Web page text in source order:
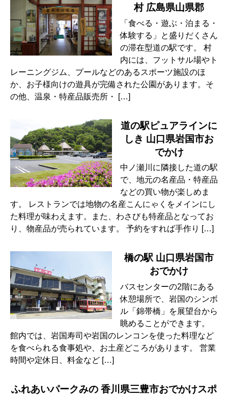
村 広島県山県郡
「食べる・遊ぶ・泊まる・
体験する」と盛りだくさん
の滞在型道の駅です。 村
内には、フットサル場やト
レーニングジム、プールなどのあるスポーツ施設のほ
か、お子様向けの遊具が完備された公園があります。そ
の他、温泉・特産品販売所・ […]
道の駅ピュアラインに
しき 山口県岩国市お
でかけ
中ノ瀬川に隣接した道の駅
で、地元の名産品・特産品
などの買い物が楽しめま
す。 レストランでは地物の名産こんにゃくをメインにし
た料理が味わえます。また、わさびも特産品となってお
り、物産品が売られています。 予約をすれば手作り […]
橋の駅 山口県岩国市
おでかけ
バスセンターの2階にある
休憩場所で、岩国のシンボ
ル「錦帯橋」を展望台から
眺めることができます。
館内では、岩国寿司や岩国のレンコンを使った料理など
を食べられる食事処や、お土産どころがあります。 営業
時間や定休日、料金など […]
ふれあいパークみの 香川県三豊市おでかけスポ